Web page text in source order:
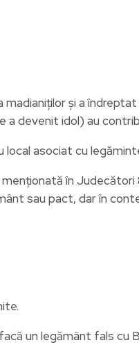
și a
devenit idol) au
asociat cu
în Judecători
sau pact, dar în
facă un legământ fals